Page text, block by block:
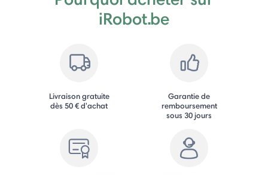
iRobot.be
Livraison gratuite
dès 50 € d'achat
Garantie de
remboursement
sous 30 jours